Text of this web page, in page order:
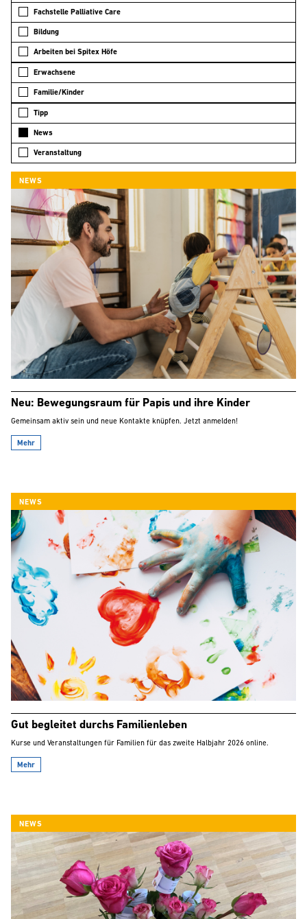
Fachstelle Palliative Care
Bildung
Arbeiten bei Spitex Höfe
Erwachsene
Familie/Kinder
Tipp
News
Veranstaltung
NEWS
Neu: Bewegungsraum für Papis und ihre Kinder
Gemeinsam aktiv sein und neue Kontakte knüpfen. Jetzt anmelden!
Mehr
NEWS
Gut begleitet durchs Familienleben
Kurse und Veranstaltungen für Familien für das zweite Halbjahr 2026 online.
Mehr
NEWS